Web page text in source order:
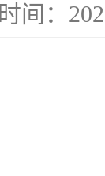
时间：